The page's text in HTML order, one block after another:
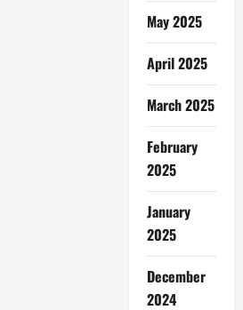
May 2025
April 2025
March 2025
February
2025
January
2025
December
2024